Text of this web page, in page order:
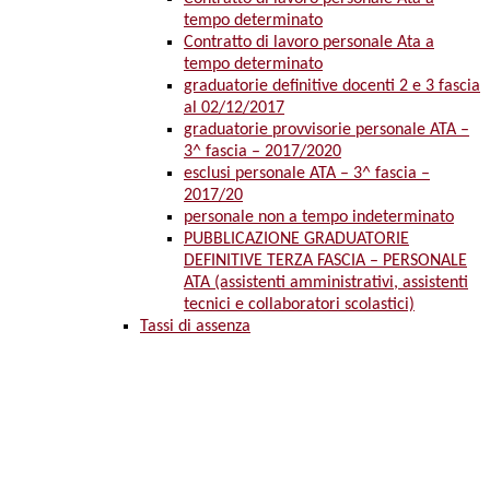
tempo determinato
Contratto di lavoro personale Ata a
tempo determinato
graduatorie definitive docenti 2 e 3 fascia
al 02/12/2017
graduatorie provvisorie personale ATA –
3^ fascia – 2017/2020
esclusi personale ATA – 3^ fascia –
2017/20
personale non a tempo indeterminato
PUBBLICAZIONE GRADUATORIE
DEFINITIVE TERZA FASCIA – PERSONALE
ATA (assistenti amministrativi, assistenti
tecnici e collaboratori scolastici)
Tassi di assenza